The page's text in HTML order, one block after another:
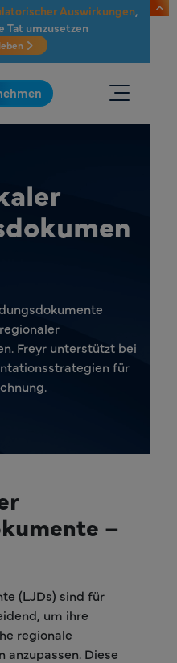
Auswirkungen,
Tat umzusetzen
Freyr unterstützt bei
für
–
(LJDs) sind für
um ihre
regionale
Diese